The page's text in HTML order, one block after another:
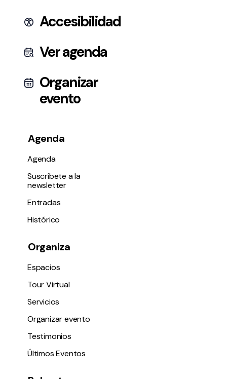
web
Accesibilidad
Ver agenda
Organizar
evento
Agenda
Agenda
Suscríbete a la
newsletter
Entradas
Histórico
Organiza
Espacios
Tour Virtual
Servicios
Organizar evento
Testimonios
Últimos Eventos